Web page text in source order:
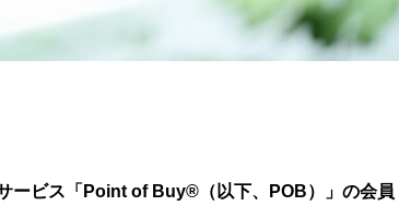
ービス「Point of Buy®（以下、POB）」の会員